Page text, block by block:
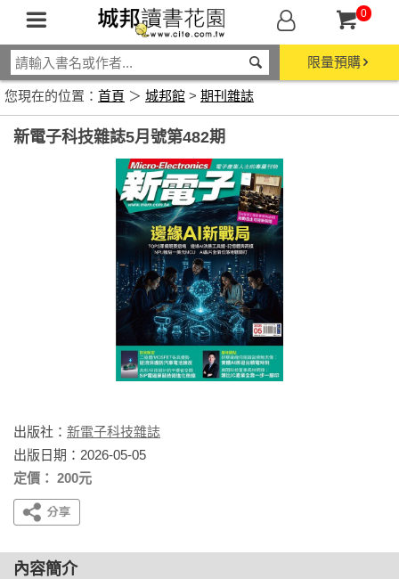
0
限量預購
您現在的位置： 首頁 ＞ 城邦館 > 期刊雜誌
新電子科技雜誌5月號第482期
出版社： 新電子科技雜誌
出版日期：2026-05-05
定價： 200元
內容簡介